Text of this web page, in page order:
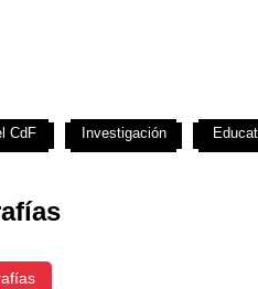
CdF Investigación